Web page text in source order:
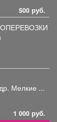
500 руб.
Мелкие ...
1 000 руб.